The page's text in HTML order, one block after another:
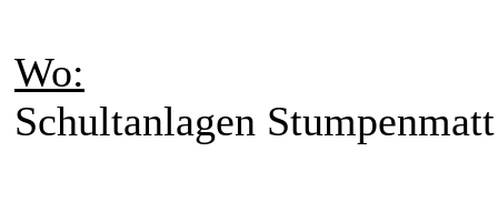
Wo:
Schultanlagen